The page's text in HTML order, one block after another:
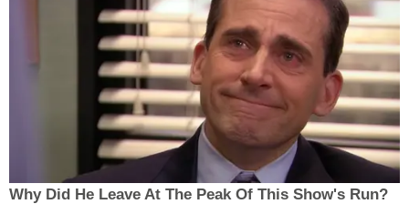
Why Did He Leave At The Peak Of This Show's Run?